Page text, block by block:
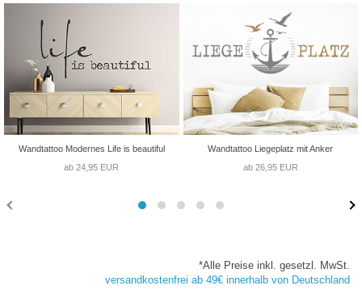
Wandtattoo Modernes Life is beautiful
ab 24,95 EUR
Wandtattoo Liegeplatz mit Anker
ab 26,95 EUR
*Alle Preise inkl. gesetzl. MwSt.
versandkostenfrei ab 49€ innerhalb von Deutschland